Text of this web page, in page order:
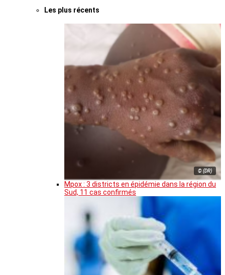
Les plus récents
© (DR)
Mpox : 3 districts en épidémie dans la région du
Sud, 11 cas confirmés